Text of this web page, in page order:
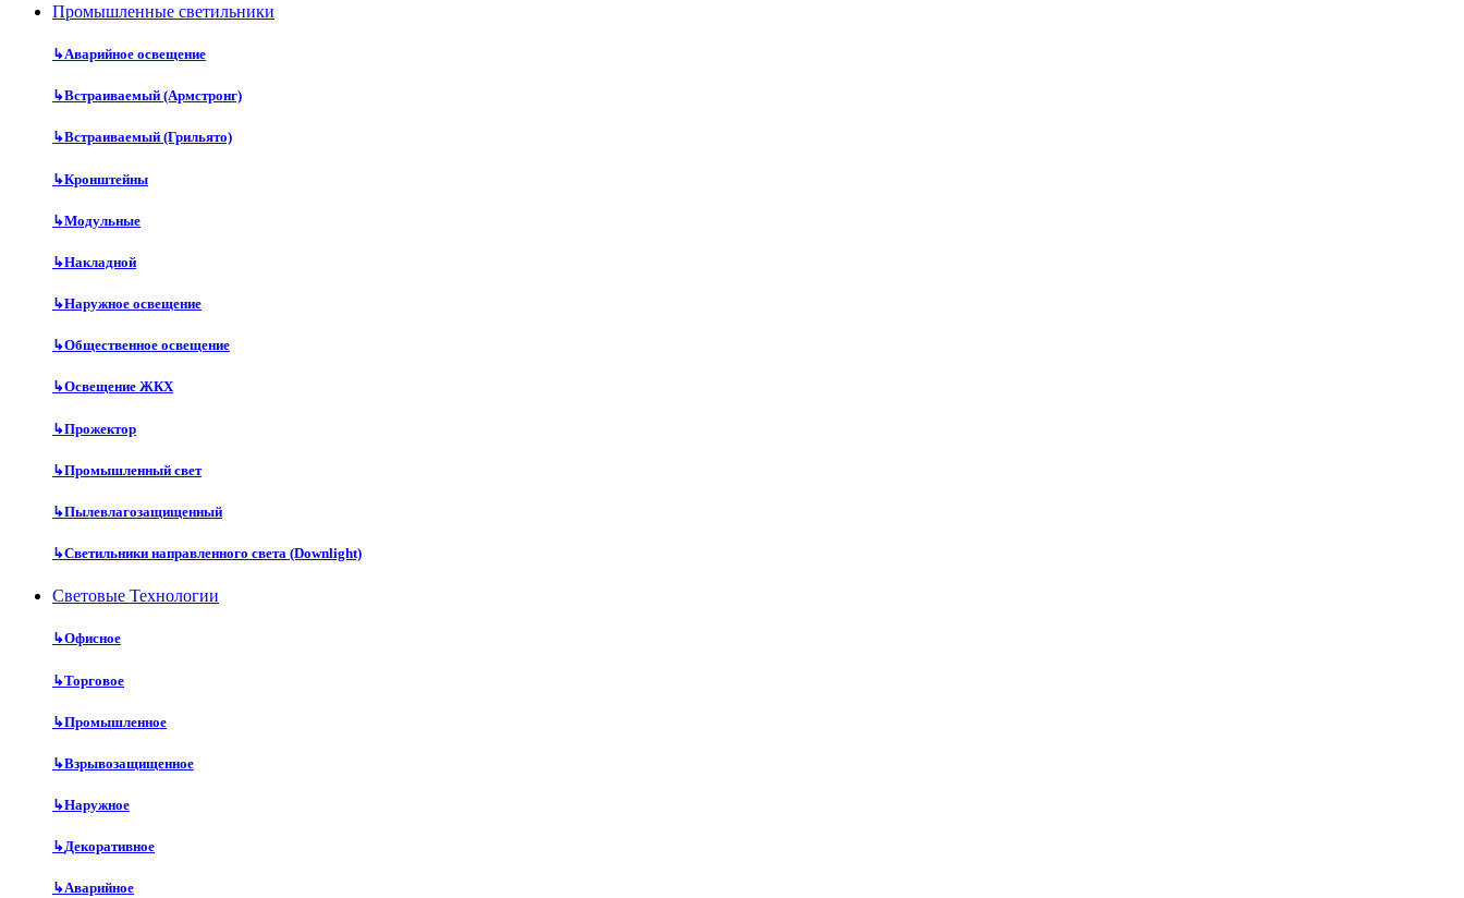
Промышленные светильники
↳Аварийное освещение
↳Встраиваемый (Армстронг)
↳Встраиваемый (Грильято)
↳Кронштейны
↳Модульные
↳Накладной
↳Наружное освещение
↳Общественное освещение
↳Освещение ЖКХ
↳Прожектор
↳Промышленный свет
↳Пылевлагозащищенный
↳Светильники направленного света (Downlight)
Световые Технологии
↳Офисное
↳Торговое
↳Промышленное
↳Взрывозащищенное
↳Наружное
↳Декоративное
↳Аварийное